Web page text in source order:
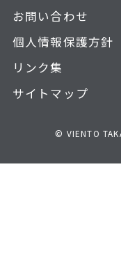
お問い合わせ
個人情報保護方針
リンク集
サイトマップ
© VIENTO